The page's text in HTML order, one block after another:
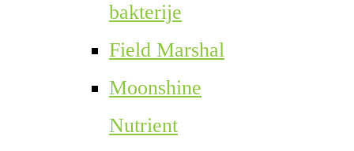
bakterije
Field Marshal
Moonshine
Nutrient